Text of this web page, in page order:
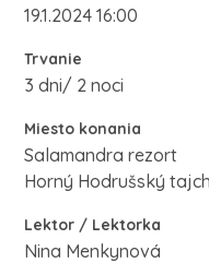
19.1.2024 16:00
Trvanie
3 dni/ 2 noci
Miesto konania
Salamandra rezort
Horný Hodrušský
Lektor / Lektorka
Nina Menkynová